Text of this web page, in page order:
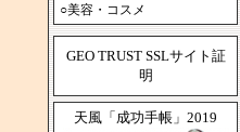
○美容・コスメ
GEO TRUST SSLサイト証
明
天風「成功手帳」2019